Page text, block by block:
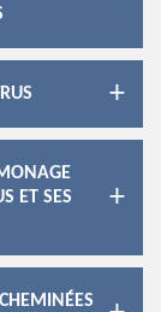
ET SES